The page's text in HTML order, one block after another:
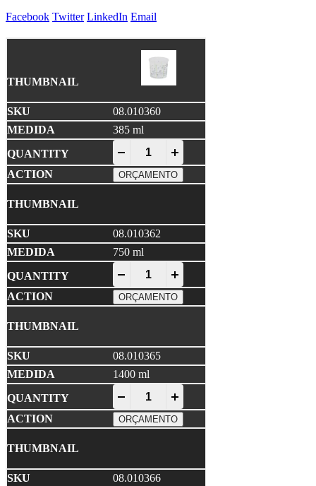
Facebook Twitter LinkedIn Email
08.010360
385 ml
Copo Plástico Graduado quantity
ORÇAMENTO
08.010362
750 ml
Copo Plástico Graduado quantity
ORÇAMENTO
08.010365
1400 ml
Copo Plástico Graduado quantity
ORÇAMENTO
08.010366